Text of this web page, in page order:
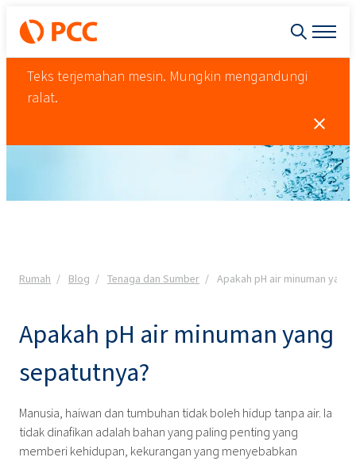
Teks terjemahan mesin. Mungkin mengandungi
ralat.
Rumah Blog Tenaga dan Sumber Apakah pH air minuman
Apakah pH air minuman yang
sepatutnya?
Manusia, haiwan dan tumbuhan tidak boleh hidup tanpa air. Ia
tidak dinafikan adalah bahan yang paling penting yang
memberi kehidupan, kekurangan yang menyebabkan